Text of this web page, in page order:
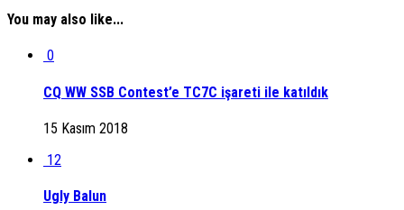
You may also like...
0
CQ WW SSB Contest’e TC7C işareti ile katıldık
15 Kasım 2018
12
Ugly Balun